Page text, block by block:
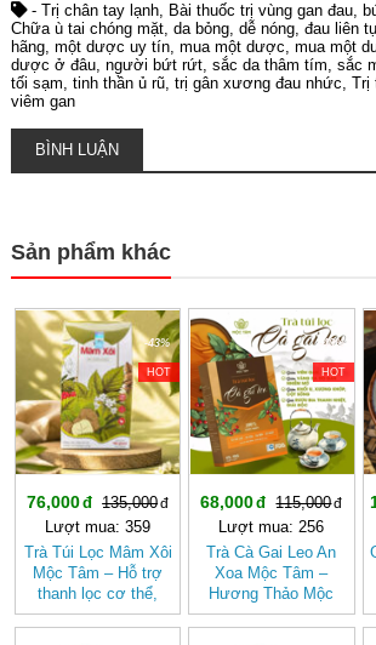
- Trị chân tay lạnh Bài thuốc trị vùng gan đau
Chữa ù tai chóng mặt da bỏng dễ nóng đau liên
hãng một dược uy tín mua một dược mua một
dược ở đâu người bứt rứt sắc da thâm tím sắc
tối sạm tinh thần ủ rũ trị gân xương đau nhức Trị
viêm gan
BÌNH LUẬN
Sản phẩm khác
-43%
HOT
76,000
135,000
Lượt mua: 359
Trà Túi Lọc Mâm Xôi
Mộc Tâm – Hỗ trợ
thanh lọc cơ thể,
mang lại cảm giác
nhẹ nhàng
-40%
HOT
68,000
115,000
Lượt mua: 256
Trà Cà Gai Leo An
Xoa Mộc Tâm –
Hương Thảo Mộc
Cho Ngày Thư Thái